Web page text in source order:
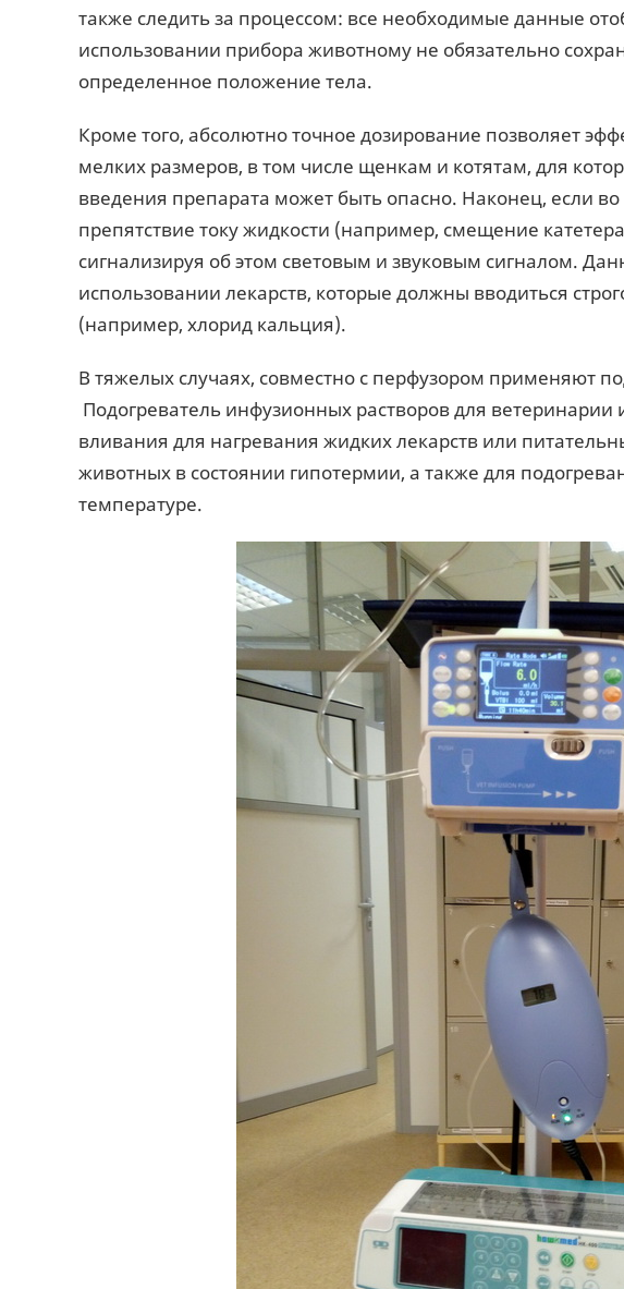
также следить за процессом: все необходимые данные
использовании прибора животному не обязательно
определенное положение тела.
Кроме того, абсолютно точное дозирование позволяет
мелких размеров, в том числе щенкам и котятам, для
введения препарата может быть опасно. Наконец, если
препятствие току жидкости (например, смещение
сигнализируя об этом световым и звуковым сигналом.
использовании лекарств, которые должны вводиться
(например, хлорид кальция).
В тяжелых случаях, совместно с перфузором применяют
Подогреватель инфузионных растворов для ветеринарии
вливания для нагревания жидких лекарств или
животных в состоянии гипотермии, а также для
температуре.